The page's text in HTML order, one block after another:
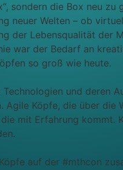
sondern die Box neu zu
neuer Welten – ob
der Lebensqualität der
war der Bedarf an
so groß wie heute.
und deren
Agile Köpfe, die über die
mit Erfahrung kommt.
auf der #mthcon